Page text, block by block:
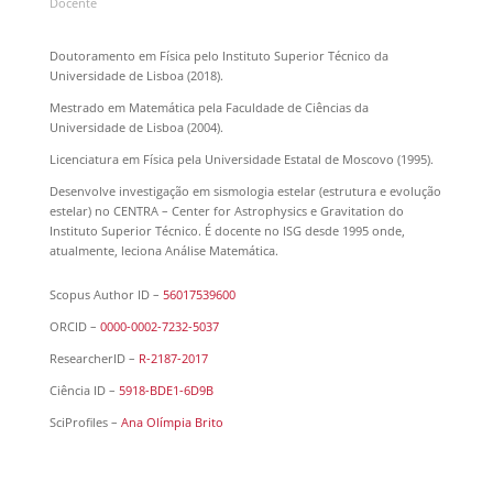
Doutoramento em Física pelo Instituto Superior Técnico da
Universidade de Lisboa (2018).
Mestrado em Matemática pela Faculdade de Ciências da
Universidade de Lisboa (2004).
Licenciatura em Física pela Universidade Estatal de Moscovo (1995).
Desenvolve investigação em sismologia estelar (estrutura e evolução
estelar) no CENTRA – Center for Astrophysics e Gravitation do
Instituto Superior Técnico. É docente no ISG desde 1995 onde,
atualmente, leciona Análise Matemática.
Scopus Author ID – 56017539600
ORCID – 0000-0002-7232-5037
ResearcherID – R-2187-2017
Ciência ID – 5918-BDE1-6D9B
SciProfiles – Ana Olímpia Brito